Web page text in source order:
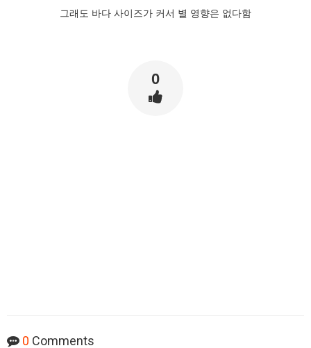
그래도 바다 사이즈가 커서 별 영향은 없다함
0
0 Comments